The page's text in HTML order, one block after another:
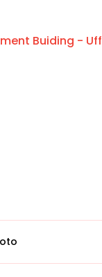
Buiding -